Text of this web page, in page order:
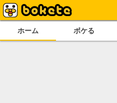
ホーム ボケる